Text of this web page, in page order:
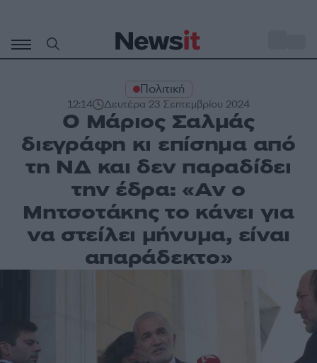
περιεχόμενο
Πολιτική
12:14 Δευτέρα 23 Σεπτεμβρίου 2024
Ο Μάριος Σαλμάς
διεγράφη κι επίσημα από
τη ΝΔ και δεν παραδίδει
την έδρα: «Αν ο
Μητσοτάκης το κάνει για
να στείλει μήνυμα, είναι
απαράδεκτο»